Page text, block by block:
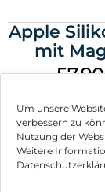
Um unsere
verbessern zu
Nutzung der
Weitere
Apple
mit
iPhone